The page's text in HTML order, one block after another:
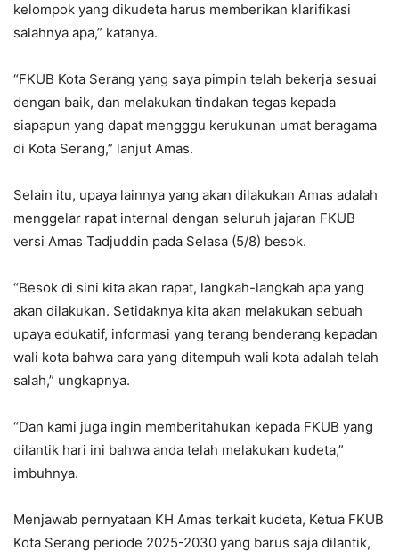
kelompok yang dikudeta harus memberikan klarifikasi
salahnya apa,” katanya.
“FKUB Kota Serang yang saya pimpin telah bekerja sesuai
dengan baik, dan melakukan tindakan tegas kepada
siapapun yang dapat mengggu kerukunan umat beragama
di Kota Serang,” lanjut Amas.
Selain itu, upaya lainnya yang akan dilakukan Amas adalah
menggelar rapat internal dengan seluruh jajaran FKUB
versi Amas Tadjuddin pada Selasa (5/8) besok.
“Besok di sini kita akan rapat, langkah-langkah apa yang
akan dilakukan. Setidaknya kita akan melakukan sebuah
upaya edukatif, informasi yang terang benderang kepadan
wali kota bahwa cara yang ditempuh wali kota adalah telah
salah,” ungkapnya.
“Dan kami juga ingin memberitahukan kepada FKUB yang
dilantik hari ini bahwa anda telah melakukan kudeta,”
imbuhnya.
Menjawab pernyataan KH Amas terkait kudeta, Ketua FKUB
Kota Serang periode 2025-2030 yang barus saja dilantik,